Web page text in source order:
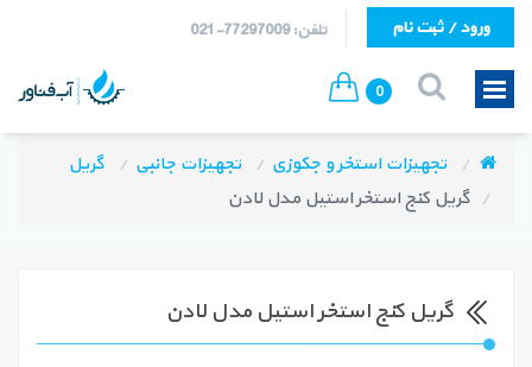
تلفن: 77297009-021 ورود / ثبت نام
0
تجهیزات استخر و جکوزی تجهیزات جانبی
گریل
گریل کنج استخر استیل مدل لادن
گریل کنج استخر استیل مدل لادن